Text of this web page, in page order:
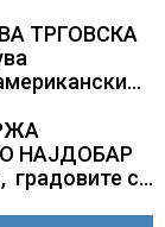
ТРГОВСКА
НАЈДОБАР
со